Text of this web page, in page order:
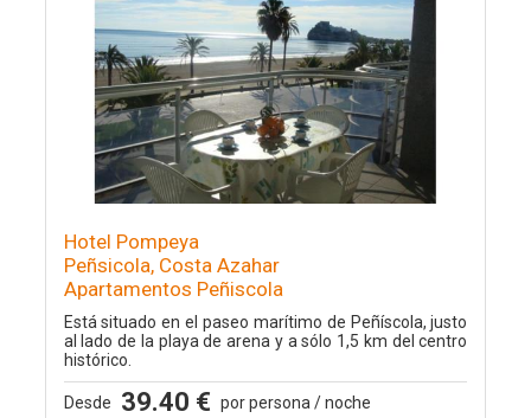
Hotel Pompeya
Peñsicola, Costa Azahar
Apartamentos Peñiscola
Está situado en el paseo marítimo de Peñíscola, justo
al lado de la playa de arena y a sólo 1,5 km del centro
histórico.
Desde 39.40 € por persona / noche